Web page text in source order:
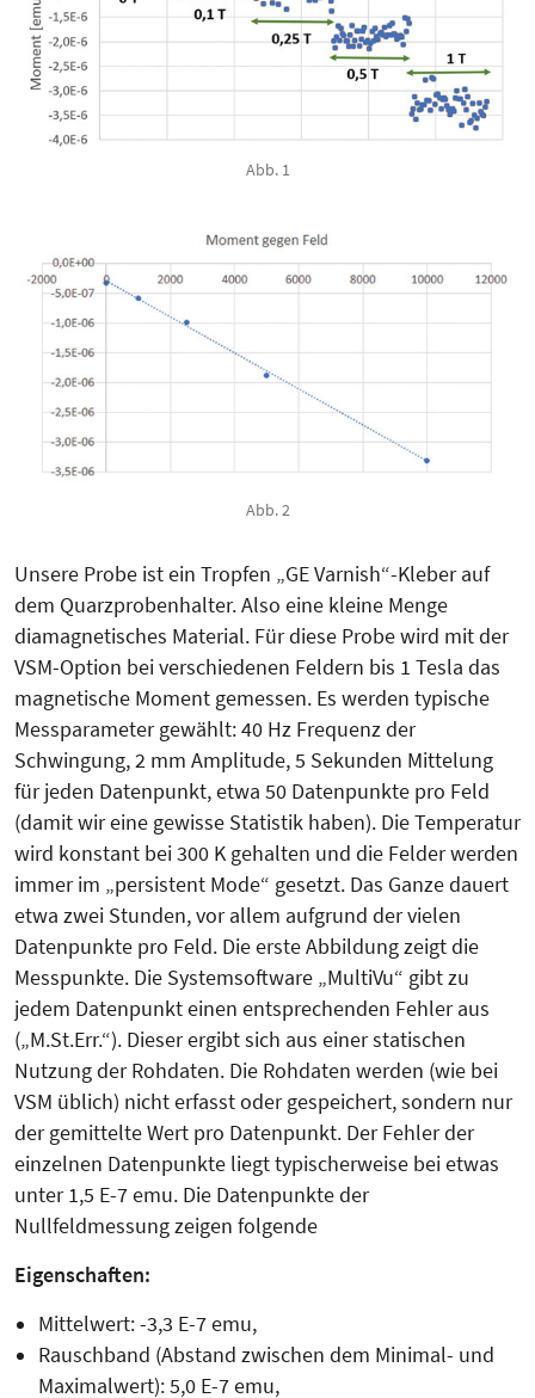
Abb. 1
Abb. 2
Unsere Probe ist ein Tropfen „GE Varnish“-Kleber auf
dem Quarzprobenhalter. Also eine kleine Menge
diamagnetisches Material. Für diese Probe wird mit der
VSM-Option bei verschiedenen Feldern bis 1 Tesla das
magnetische Moment gemessen. Es werden typische
Messparameter gewählt: 40 Hz Frequenz der
Schwingung, 2 mm Amplitude, 5 Sekunden Mittelung
für jeden Datenpunkt, etwa 50 Datenpunkte pro Feld
(damit wir eine gewisse Statistik haben). Die Temperatur
wird konstant bei 300 K gehalten und die Felder werden
immer im „persistent Mode“ gesetzt. Das Ganze dauert
etwa zwei Stunden, vor allem aufgrund der vielen
Datenpunkte pro Feld. Die erste Abbildung zeigt die
Messpunkte. Die Systemsoftware „MultiVu“ gibt zu
jedem Datenpunkt einen entsprechenden Fehler aus
(„M.St.Err.“). Dieser ergibt sich aus einer statischen
Nutzung der Rohdaten. Die Rohdaten werden (wie bei
VSM üblich) nicht erfasst oder gespeichert, sondern nur
der gemittelte Wert pro Datenpunkt. Der Fehler der
einzelnen Datenpunkte liegt typischerweise bei etwas
unter 1,5 E-7 emu. Die Datenpunkte der
Nullfeldmessung zeigen folgende
Eigenschaften:
Mittelwert: -3,3 E-7 emu,
Rauschband (Abstand zwischen dem Minimal- und
Maximalwert): 5,0 E-7 emu,